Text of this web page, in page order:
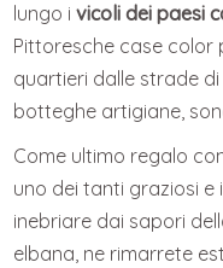
lungo ivicoli dei paesi
Pittoresche case
quartieri dalle strade
botteghe artigiane,
Come ultimo regalo
uno dei tanti graziosi e
inebriare dai sapori
elbana, ne rimarrete